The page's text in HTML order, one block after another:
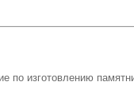
изготовлению